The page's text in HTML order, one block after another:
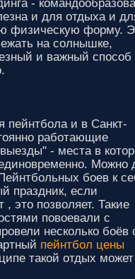
-
и для отдыха и
физическую форму.
на солнышке,
и важный способ
пейнтбола и в Санкт-
работающие
- места в
Можно
боев к
праздник, если
, это позволяет. Такие
повоевали с
несколько боёв
пейнтбол цены
такой отдых может